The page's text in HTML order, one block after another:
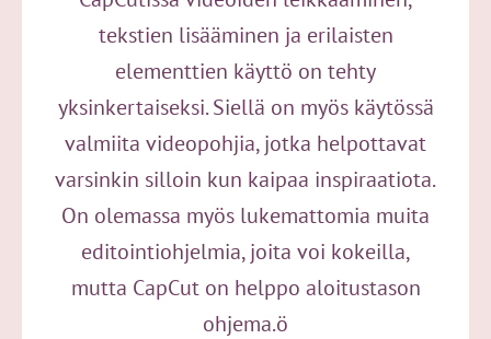
tekstien lisääminen ja erilaisten
elementtien käyttö on tehty
yksinkertaiseksi. Siellä on myös käytössä
valmiita videopohjia, jotka helpottavat
varsinkin silloin kun kaipaa inspiraatiota.
On olemassa myös lukemattomia muita
editointiohjelmia, joita voi kokeilla,
mutta CapCut on helppo aloitustason
ohjema.ö